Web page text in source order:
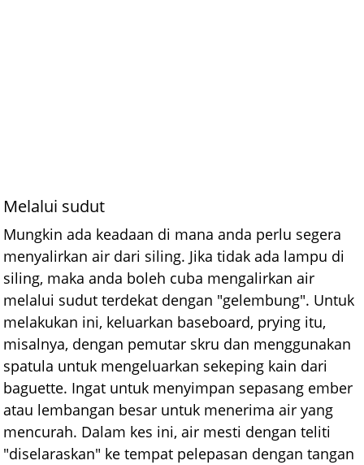
Melalui sudut
Mungkin ada keadaan di mana anda perlu segera
menyalirkan air dari siling. Jika tidak ada lampu di
siling, maka anda boleh cuba mengalirkan air
melalui sudut terdekat dengan "gelembung". Untuk
melakukan ini, keluarkan baseboard, prying itu,
misalnya, dengan pemutar skru dan menggunakan
spatula untuk mengeluarkan sekeping kain dari
baguette. Ingat untuk menyimpan sepasang ember
atau lembangan besar untuk menerima air yang
mencurah. Dalam kes ini, air mesti dengan teliti
"diselaraskan" ke tempat pelepasan dengan tangan